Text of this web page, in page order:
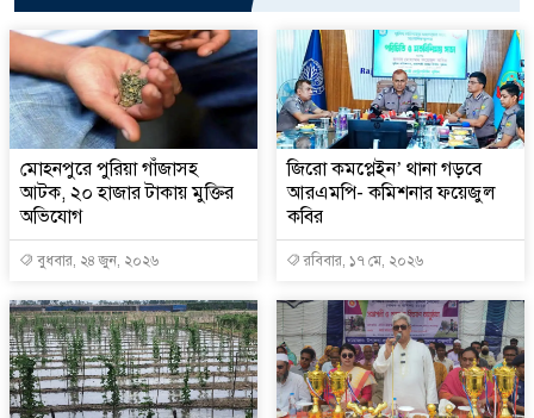
মোহনপুরে পুরিয়া গাঁজাসহ
আটক, ২০ হাজার টাকায় মুক্তির
অভিযোগ
বুধবার, ২৪ জুন, ২০২৬
জিরো কমপ্লেইন’ থানা গড়বে
আরএমপি- কমিশনার ফয়েজুল
কবির
রবিবার, ১৭ মে, ২০২৬